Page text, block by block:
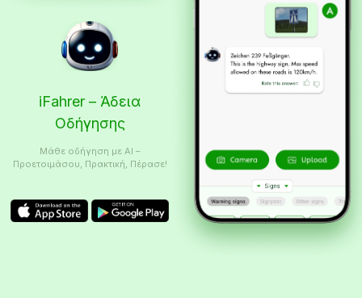
iFahrer – Άδεια
Οδήγησης
Μάθε οδήγηση με AI –
Προετοιμάσου, Πρακτική, Πέρασε!